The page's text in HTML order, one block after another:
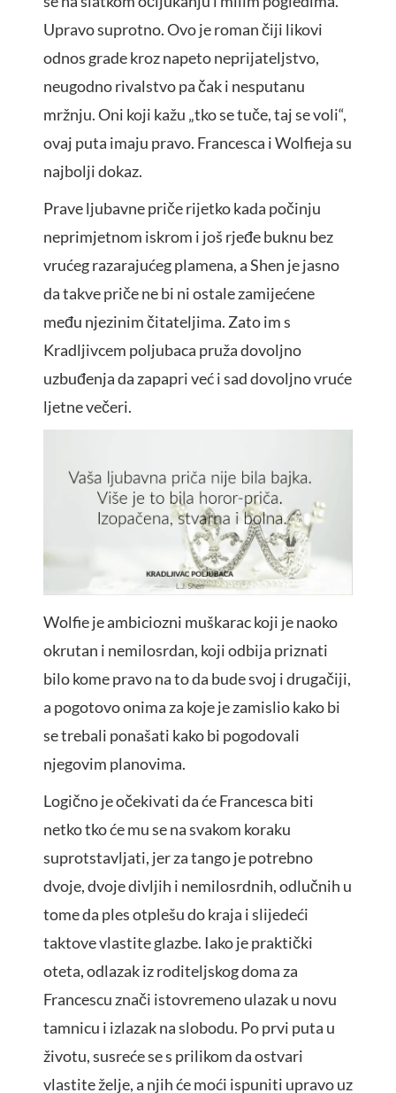
Upravo suprotno. Ovo je roman čiji likovi
odnos grade kroz napeto neprijateljstvo,
neugodno rivalstvo pa čak i nesputanu
mržnju. Oni koji kažu „tko se tuče, taj se voli“,
ovaj puta imaju pravo. Francesca i Wolfieja su
najbolji dokaz.
Prave ljubavne priče rijetko kada počinju
neprimjetnom iskrom i još rjeđe buknu bez
vrućeg razarajućeg plamena, a Shen je jasno
da takve priče ne bi ni ostale zamijećene
među njezinim čitateljima. Zato im s
Kradljivcem poljubaca pruža dovoljno
uzbuđenja da zapapri već i sad dovoljno vruće
ljetne večeri.
Wolfie je ambiciozni muškarac koji je naoko
okrutan i nemilosrdan, koji odbija priznati
bilo kome pravo na to da bude svoj i drugačiji,
a pogotovo onima za koje je zamislio kako bi
se trebali ponašati kako bi pogodovali
njegovim planovima.
Logično je očekivati da će Francesca biti
netko tko će mu se na svakom koraku
suprotstavljati, jer za tango je potrebno
dvoje, dvoje divljih i nemilosrdnih, odlučnih u
tome da ples otplešu do kraja i slijedeći
taktove vlastite glazbe. Iako je praktički
oteta, odlazak iz roditeljskog doma za
Francescu znači istovremeno ulazak u novu
tamnicu i izlazak na slobodu. Po prvi puta u
životu, susreće se s prilikom da ostvari
vlastite želje, a njih će moći ispuniti upravo uz